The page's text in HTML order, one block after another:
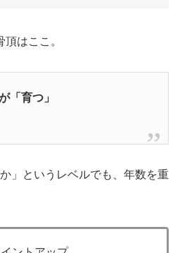
はここ。
「育つ」
」というレベルでも、年数を重